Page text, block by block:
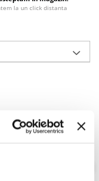
la un click distanta